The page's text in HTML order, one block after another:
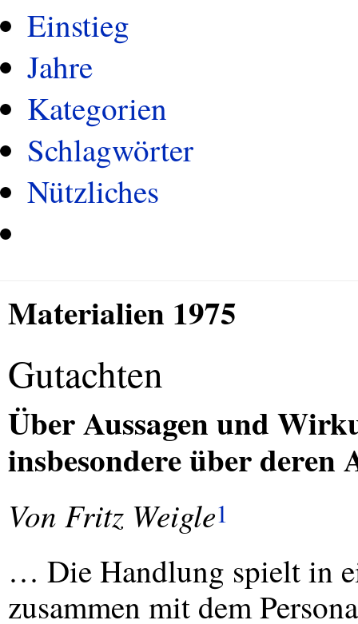
Einstieg
Jahre
Kategorien
Schlagwörter
Nützliches
Materialien 1975
Gutachten
Über Aussagen und
insbesondere über
Von Fritz Weigle1
… Die Handlung spielt in
zusammen mit dem